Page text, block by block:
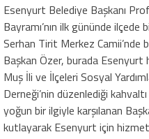
Esenyurt Belediye Başkanı
Bayramı’nın ilk gününde
Serhan Tirit Merkez Camii’nde
Başkan Özer, burada Esenyurt
Muş İli ve İlçeleri Sosyal
Derneği’nin düzenlediği
yoğun bir ilgiyle karşılanan
kutlayarak Esenyurt için